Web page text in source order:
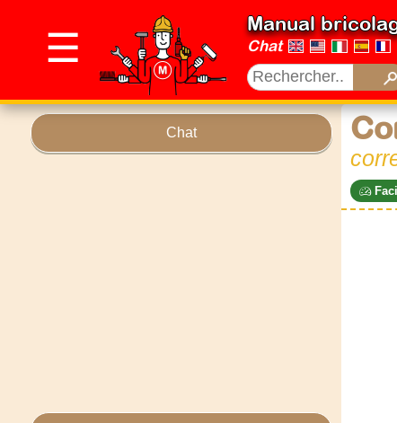
☰
Manual
Chat
Chat